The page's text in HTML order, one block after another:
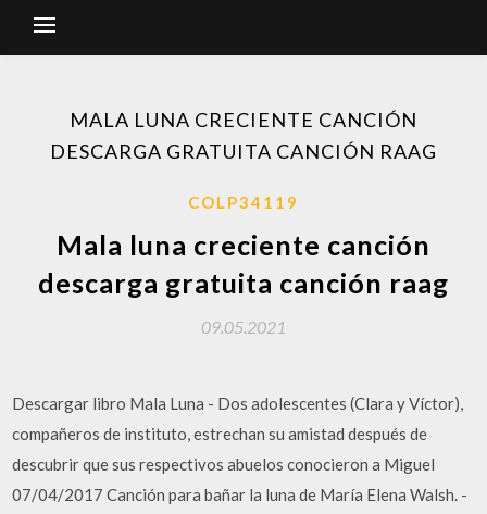
MALA LUNA CRECIENTE CANCIÓN
DESCARGA GRATUITA CANCIÓN RAAG
COLP34119
Mala luna creciente canción
descarga gratuita canción raag
09.05.2021
Descargar libro Mala Luna - Dos adolescentes (Clara y Víctor),
compañeros de instituto, estrechan su amistad después de
descubrir que sus respectivos abuelos conocieron a Miguel
07/04/2017 Canción para bañar la luna de María Elena Walsh. -